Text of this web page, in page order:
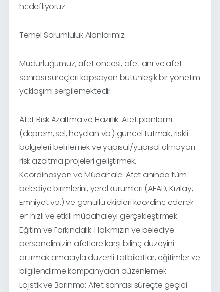
hedefliyoruz.
Temel Sorumluluk Alanlarımız
Müdürlüğümüz, afet öncesi, afet anı ve afet
sonrası süreçleri kapsayan bütünleşik bir yönetim
yaklaşımı sergilemektedir:
Afet Risk Azaltma ve Hazırlık: Afet planlarını
(deprem, sel, heyelan vb.) güncel tutmak, riskli
bölgeleri belirlemek ve yapısal/yapısal olmayan
risk azaltma projeleri geliştirmek.
Koordinasyon ve Müdahale: Afet anında tüm
belediye birimlerini, yerel kurumları (AFAD, Kızılay,
Emniyet vb.) ve gönüllü ekipleri koordine ederek
en hızlı ve etkili müdahaleyi gerçekleştirmek.
Eğitim ve Farkındalık: Halkımızın ve belediye
personelimizin afetlere karşı bilinç düzeyini
artırmak amacıyla düzenli tatbikatlar, eğitimler ve
bilgilendirme kampanyaları düzenlemek.
Lojistik ve Barınma: Afet sonrası süreçte geçici